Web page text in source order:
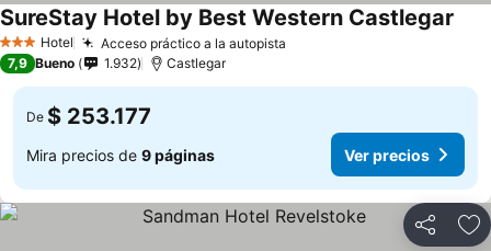
3 Estrellas
Hotel Acceso práctico a la autopista
SureStay Hotel by Best Western Castlegar
7,9 Bueno 1.932 Castlegar
De $ 253.177
Mira precios de 9 páginas Ver precios
Compartir